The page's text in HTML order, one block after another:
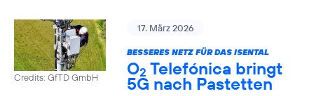
Credits: GfTD GmbH
17. März 2026
BESSERES NETZ FÜR DAS ISENTAL
O2 Telefónica bringt
5G nach Pastetten